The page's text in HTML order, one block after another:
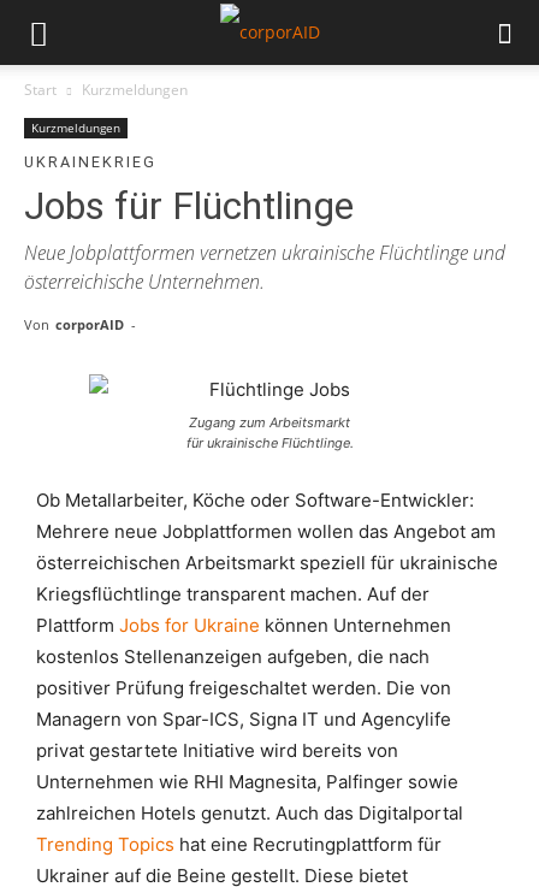
Start Kurzmeldungen
Kurzmeldungen
UKRAINEKRIEG
Jobs für Flüchtlinge
Neue Jobplattformen vernetzen ukrainische Flüchtlinge und
österreichische Unternehmen.
Von corporAID -
Zugang zum Arbeitsmarkt
für ukrainische Flüchtlinge.
Ob Metallarbeiter, Köche oder Software-Entwickler:
Mehrere neue Jobplattformen wollen das Angebot am
österreichischen Arbeitsmarkt speziell für ukrainische
Kriegsflüchtlinge transparent machen. Auf der
Plattform Jobs for Ukraine können Unternehmen
kostenlos Stellenanzeigen aufgeben, die nach
positiver Prüfung freigeschaltet werden. Die von
Managern von Spar-ICS, Signa IT und Agencylife
privat gestartete Initiative wird bereits von
Unternehmen wie RHI Magnesita, Palfinger sowie
zahlreichen Hotels genutzt. Auch das Digitalportal
Trending Topics hat eine Recrutingplattform für
Ukrainer auf die Beine gestellt. Diese bietet